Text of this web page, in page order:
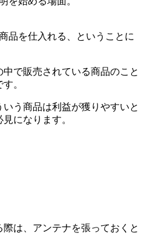
品を仕入れる、ということに
で販売されている商品のこと
。
う商品は利益が獲りやすいと
になります。
は、アンテナを張っておくと